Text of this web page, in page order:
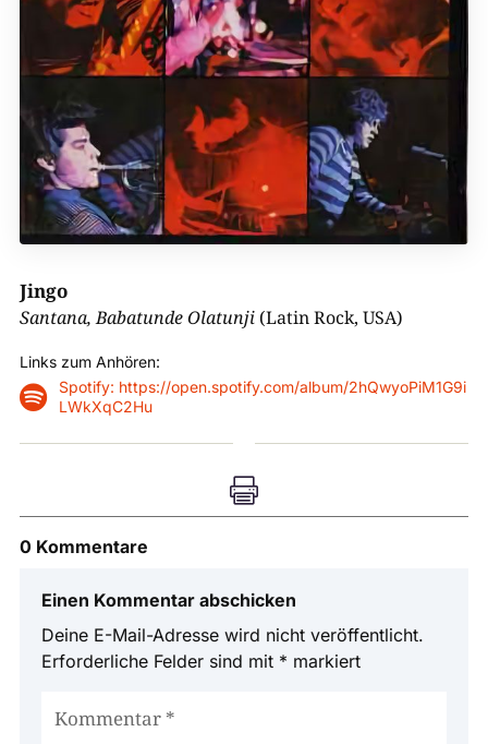
Jingo
Santana, Babatunde Olatunji (Latin Rock, USA)
Links zum Anhören:

Spotify: https://open.spotify.com/album/2hQwyoPiM1G9i
LWkXqC2Hu

0 Kommentare
Einen Kommentar abschicken
Deine E-Mail-Adresse wird nicht veröffentlicht.
Erforderliche Felder sind mit * markiert